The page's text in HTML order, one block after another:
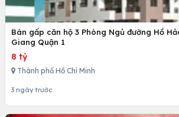
Bán gấp căn hộ 3 Phòng Ngủ đường Hồ
Giang Quận 1
8 tỷ
Thành phố Hồ Chí Minh
3 ngày trước